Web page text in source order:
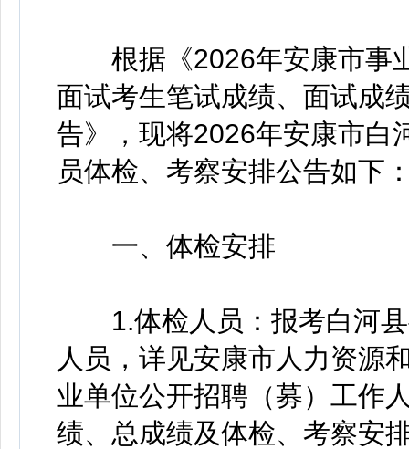
根据《2026年安康市事
面试考生笔试成绩、面试成
告》，现将2026年安康市白
员体检、考察安排公告如下
一、体检安排
1.体检人员：报考白河县
人员，详见安康市人力资源
业单位公开招聘（募）工作
绩、总成绩及体检、考察安